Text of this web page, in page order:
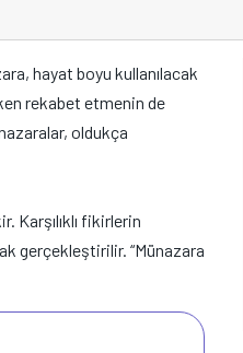
hayat boyu kullanılacak
rekabet etmenin de
oldukça
Karşılıklı fikirlerin
gerçekleştirilir. “Münazara